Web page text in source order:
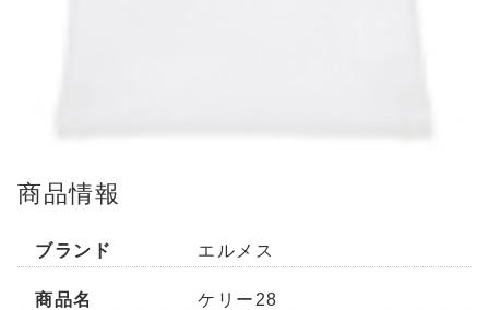
商品情報
ブランド エルメス
商品名 ケリー28